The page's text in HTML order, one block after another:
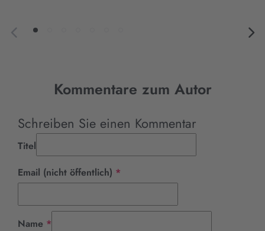
Kommentare zum Autor
Schreiben Sie einen Kommentar
Titel
Email (nicht öffentlich) *
Name *